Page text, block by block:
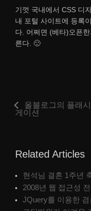
기껏 국내에서 CSS 디
내 포털 사이트에 등록
다. 어쩌면 (베타)오픈
른다. 🙂
올블로그의 플래시
게이션
Related Articles
현석님 결혼 1주년
2008년 웹 접근성
JQuery를 이용한